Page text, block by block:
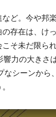
ど。今や邦楽
存在は、けっ
そ未だ限ら
力の大きさ
シーンから、